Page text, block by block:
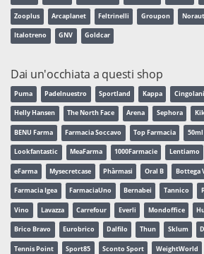
Zooplus Arcaplanet Feltrinelli Groupon
Italotreno GNV Goldcar
Dai un'occhiata a questi shop
Puma Padelnuestro Sportland Kappa
Helly Hansen The North Face Arena Sephora
BENU Farma Farmacia Soccavo Top Farmacia 50ml
Lookfantastic MeaFarma 1000Farmacie Lentiamo
eFarma Mysecretcase Phàrmasi Oral B Bottega
Farmacia Igea FarmaciaUno Bernabei Tannico
Vino Lavazza Carrefour Everli Mondoffice
Brico Bravo Eurobrico Dalfilo Thun Sklum
Tennis Point Sport85 Sconto Sport WeightWorld